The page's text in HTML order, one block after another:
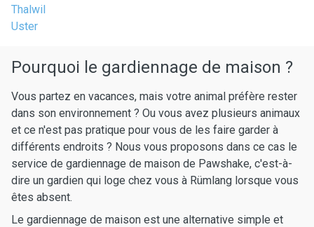
Thalwil
Uster
Pourquoi le gardiennage de maison ?
Vous partez en vacances, mais votre animal préfère rester
dans son environnement ? Ou vous avez plusieurs animaux
et ce n'est pas pratique pour vous de les faire garder à
différents endroits ? Nous vous proposons dans ce cas le
service de gardiennage de maison de Pawshake, c'est-à-
dire un gardien qui loge chez vous à Rümlang lorsque vous
êtes absent.
Le gardiennage de maison est une alternative simple et